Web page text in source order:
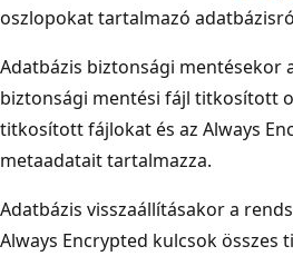
oszlopokat tartalmazó
Adatbázis biztonsági mentésekor
biztonsági mentési fájl titkosított
titkosított fájlokat és az Always
metaadatait tartalmazza.
Adatbázis visszaállításakor a
Always Encrypted kulcsok összes